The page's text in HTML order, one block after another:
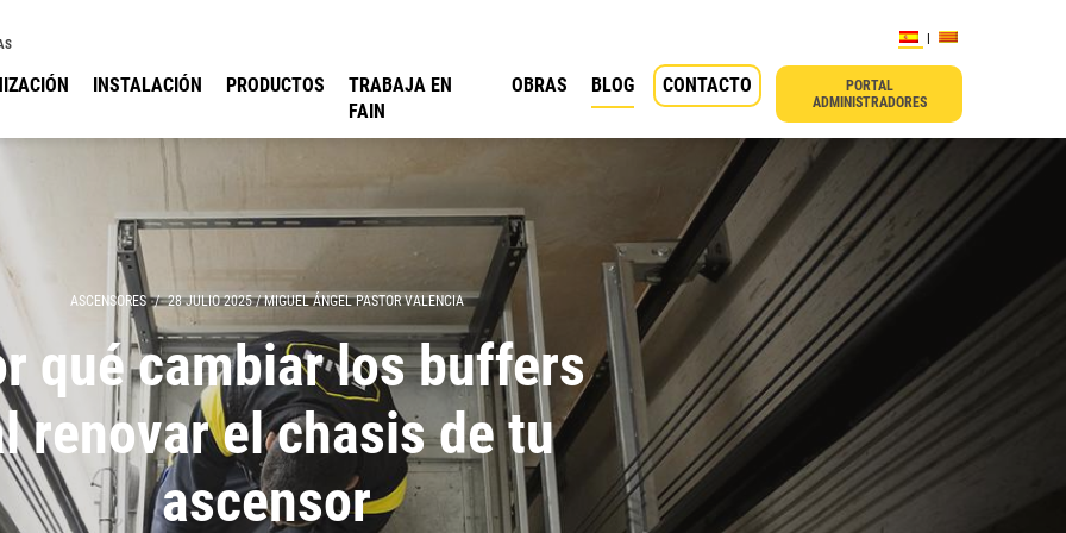
INSTALACIÓN PRODUCTOS
TRABAJA EN
FAIN
OBRAS BLOG CONTACTO
PORTAL
ADMINISTRADORES
ASCENSORES / 28 JULIO 2025 /MIGUEL ÁNGEL PASTOR VALENCIA
qué cambiar los buffers
renovar el chasis de tu
ascensor